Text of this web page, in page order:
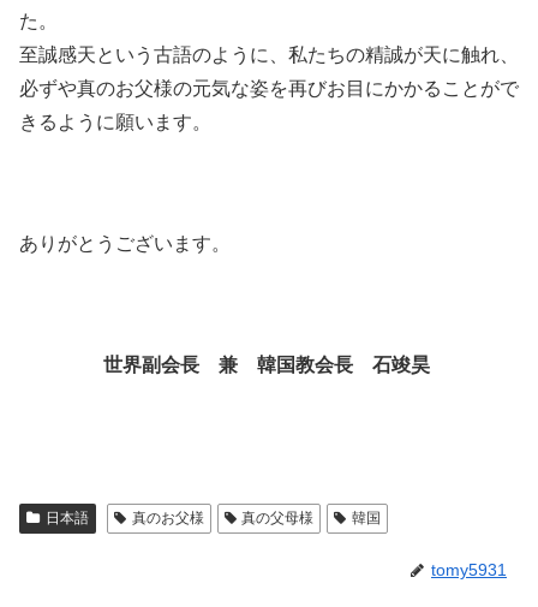
た。
至誠感天という古語のように、私たちの精誠が天に触れ、
必ずや真のお父様の元気な姿を再びお目にかかることがで
きるように願います。
ありがとうございます。
世界副会長 兼 韓国教会長 石竣昊
日本語 真のお父様 真の父母様 韓国
tomy5931